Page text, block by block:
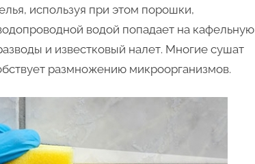
используя при этом порошки,
водой попадает на кафельную
и известковый налет. Многие сушат
размножению микроорганизмов.